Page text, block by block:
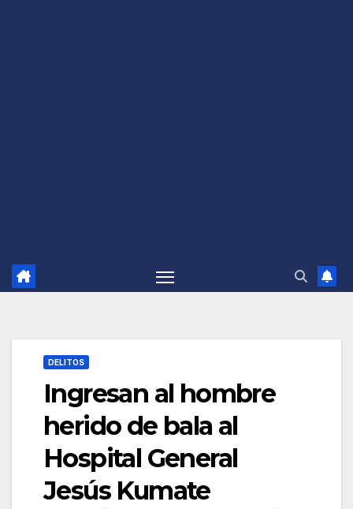
DELITOS
Ingresan al hombre
herido de bala al
Hospital General
Jesús Kumate